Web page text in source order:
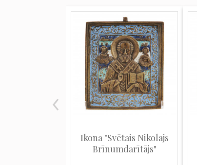
Ikona "Svētais Nikolajs
Brīnumdarītājs"